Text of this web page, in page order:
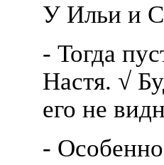
У Ильи и
- Тогда
Настя. √
его не
-